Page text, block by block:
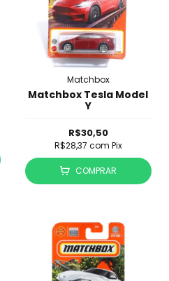
Matchbox
Matchbox Tesla Model
Y
R$30,50
R$28,37 com Pix
COMPRAR